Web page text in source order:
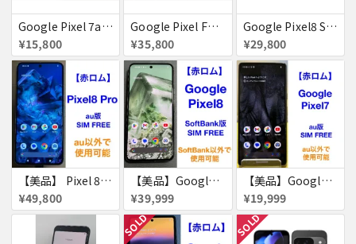
Google Pixel 7a チャコール docomo版 付属品完備【赤ロム】
¥15,800
Google Pixel Fold ポーセリン 不具合なし
¥35,800
Google Pixel8 SoftBank SIMフリー 送料無料
¥29,800
【美品】 Pixel 8 Pro 256GB 赤ロム
¥49,800
【美品】Google Pixel8 128GB 赤ロム
¥39,999
【美品】Google Pixel7 128GB 赤ロム
¥19,999
SOLD SOLD